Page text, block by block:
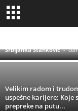
Ispunite svoje
Srbijanka Stanković -
Velikim radom i
uspešne karijere: Koje
prepreke na putu...